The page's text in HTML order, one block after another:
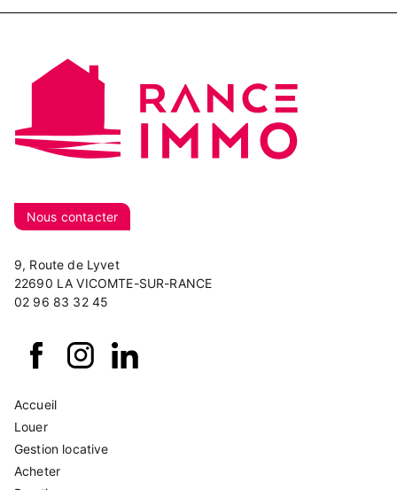
Nous contacter
9, Route de Lyvet
22690 LA VICOMTE-SUR-RANCE
02 96 83 32 45
Accueil
Louer
Gestion locative
Acheter